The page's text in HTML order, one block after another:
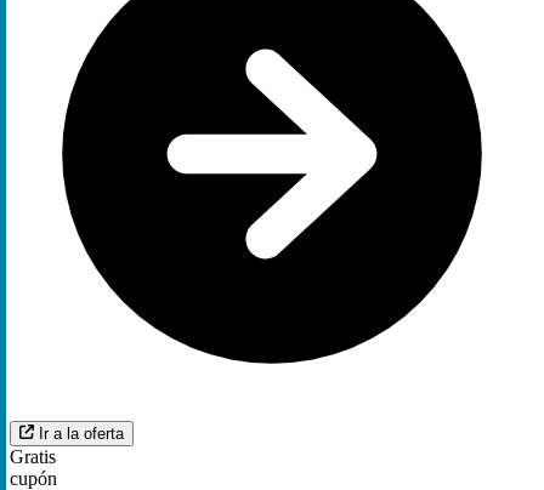
Ir a la oferta
Gratis
cupón